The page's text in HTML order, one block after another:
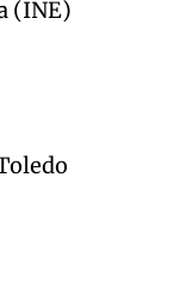
(INE)